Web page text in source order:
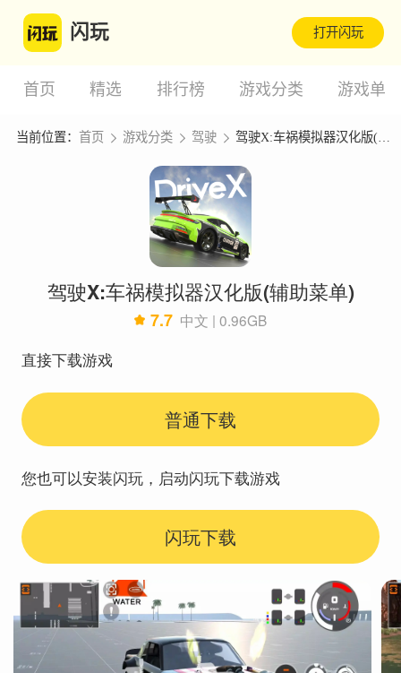
闪玩 打开闪玩
首页 精选 排行榜 游戏分类 游戏单
当前位置： 首页 游戏分类 驾驶 驾驶X:车祸模拟器汉化版(辅助菜单)
驾驶X:车祸模拟器汉化版(辅助菜单)
7.7 中文 | 0.96GB
直接下载游戏
普通下载
您也可以安装闪玩，启动闪玩下载游戏
闪玩下载